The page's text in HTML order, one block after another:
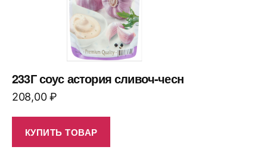
233Г соус астория сливоч-чесн
208,00₽
КУПИТЬ ТОВАР